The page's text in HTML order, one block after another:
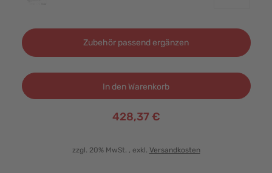
Zubehör passend ergänzen
In den Warenkorb
428,37 €
zzgl. 20% MwSt. , exkl. Versandkosten